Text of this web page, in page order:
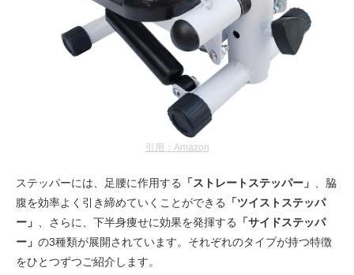
引用：Amazon
ステッパーには、足腰に作用する 「ストレートステッパー」
、脇
腹を効率よく引き締めていくことができる
「ツイストステッパ
ー」
、さらに、下半身痩せに効果を発揮する
「サイドステッパ
ー」 の3種類が展開されています。それぞれのタイプが持つ特徴
をひとつずつご紹介します。